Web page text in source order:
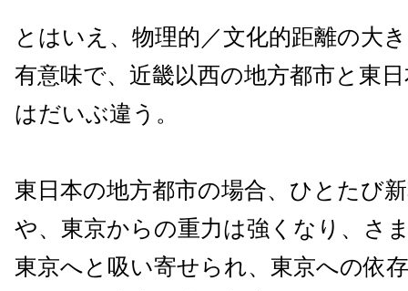
とはいえ、物理的／文化的距離の大
有意味で、近畿以西の地方都市と東
はだいぶ違う。
東日本の地方都市の場合、ひとたび
や、東京からの重力は強くなり、さ
東京へと吸い寄せられ、東京への依